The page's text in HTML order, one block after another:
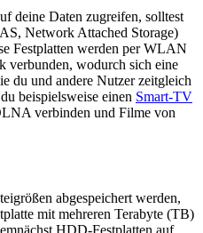
deine Daten zugreifen, solltest
Network Attached Storage)
Festplatten werden per WLAN
wodurch sich eine
du und andere Nutzer zeitgleich
beispielsweise einen Smart-TV
verbinden und Filme von
abgespeichert werden,
mit mehreren Terabyte (TB)